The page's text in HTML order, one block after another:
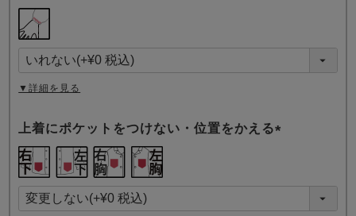
須
)
▼詳細を見る
上着にポケットをつけない・位置をかえる
須
)